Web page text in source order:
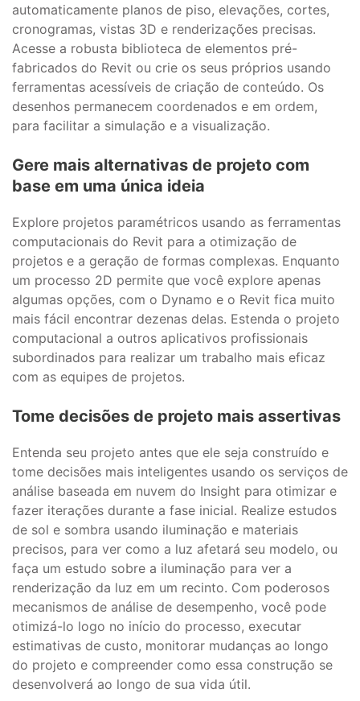
automaticamente planos de piso, elevações, cortes,
cronogramas, vistas 3D e renderizações precisas.
Acesse a robusta biblioteca de elementos pré-
fabricados do Revit ou crie os seus próprios usando
ferramentas acessíveis de criação de conteúdo. Os
desenhos permanecem coordenados e em ordem,
para facilitar a simulação e a visualização.
Gere mais alternativas de projeto com
base em uma única ideia
Explore projetos paramétricos usando as ferramentas
computacionais do Revit para a otimização de
projetos e a geração de formas complexas. Enquanto
um processo 2D permite que você explore apenas
algumas opções, com o Dynamo e o Revit fica muito
mais fácil encontrar dezenas delas. Estenda o projeto
computacional a outros aplicativos profissionais
subordinados para realizar um trabalho mais eficaz
com as equipes de projetos.
Tome decisões de projeto mais assertivas
Entenda seu projeto antes que ele seja construído e
tome decisões mais inteligentes usando os serviços de
análise baseada em nuvem do Insight para otimizar e
fazer iterações durante a fase inicial. Realize estudos
de sol e sombra usando iluminação e materiais
precisos, para ver como a luz afetará seu modelo, ou
faça um estudo sobre a iluminação para ver a
renderização da luz em um recinto. Com poderosos
mecanismos de análise de desempenho, você pode
otimizá-lo logo no início do processo, executar
estimativas de custo, monitorar mudanças ao longo
do projeto e compreender como essa construção se
desenvolverá ao longo de sua vida útil.